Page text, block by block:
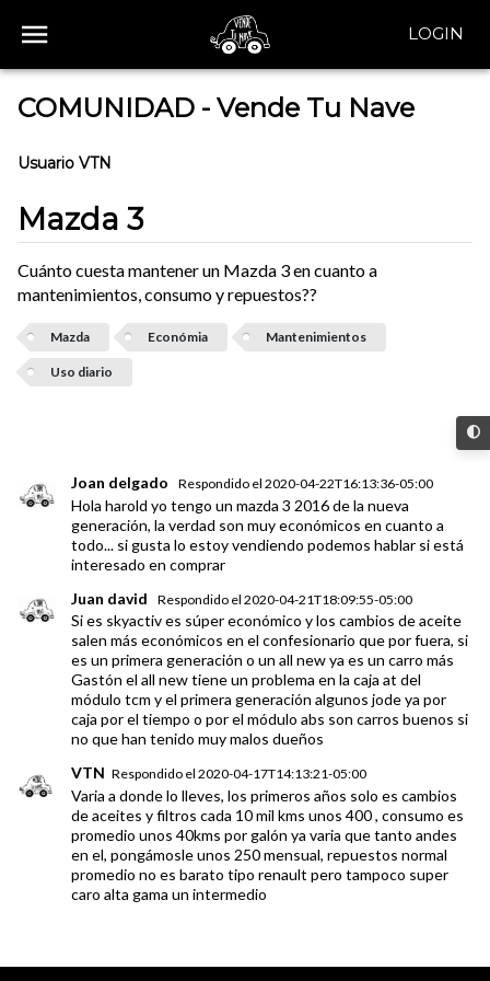
LOGIN
COMUNIDAD - Vende Tu Nave
Usuario VTN
Mazda 3
Cuánto cuesta mantener un Mazda 3 en cuanto a
mantenimientos, consumo y repuestos??
Mazda Económia Mantenimientos
Uso diario
Joan delgado Respondido el2020-04-22T16:13:36-05:00
Hola harold yo tengo un mazda 3 2016 de la nueva
generación, la verdad son muy económicos en cuanto a
todo... si gusta lo estoy vendiendo podemos hablar si está
interesado en comprar
Juan david
Respondido el2020-04-21T18:09:55-05:00
Si es skyactiv es súper económico y los cambios de aceite
salen más económicos en el confesionario que por fuera, si
es un primera generación o un all new ya es un carro más
Gastón el all new tiene un problema en la caja at del
módulo tcm y el primera generación algunos jode ya por
caja por el tiempo o por el módulo abs son carros buenos si
no que han tenido muy malos dueños
VTN Respondido el2020-04-17T14:13:21-05:00
Varia a donde lo lleves, los primeros años solo es cambios
de aceites y filtros cada 10 mil kms unos 400 , consumo es
promedio unos 40kms por galón ya varia que tanto andes
en el, pongámosle unos 250 mensual, repuestos normal
promedio no es barato tipo renault pero tampoco super
caro alta gama un intermedio